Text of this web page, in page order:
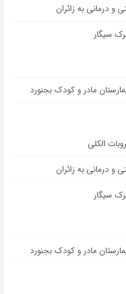
سیگار
مادر و کودک بجنورد
الکلی
سیگار
مادر و کودک بجنورد